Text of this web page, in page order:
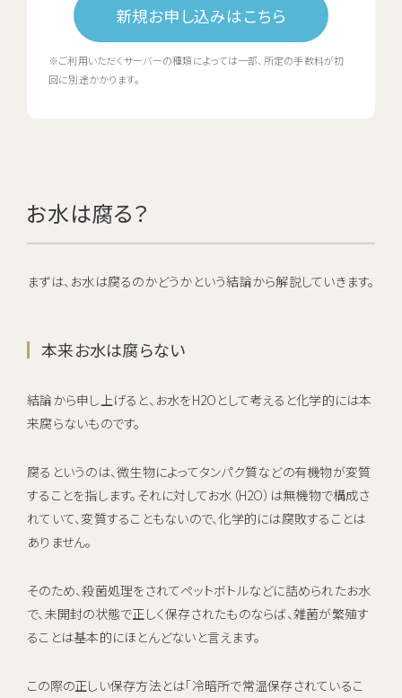
新規お申し込みはこちら
※ご利用いただくサーバーの種類によっては一部、所定の手数料が初
回に別途かかります。
お水は腐る？
まずは、お水は腐るのかどうかという結論から解説していきます。
本来お水は腐らない
結論から申し上げると、お水をH2Oとして考えると化学的には本
来腐らないものです。
腐るというのは、微生物によってタンパク質などの有機物が変質
することを指します。それに対してお水（H2O）は無機物で構成さ
れていて、変質することもないので、化学的には腐敗することは
ありません。
そのため、殺菌処理をされてペットボトルなどに詰められたお水
で、未開封の状態で正しく保存されたものならば、雑菌が繁殖す
ることは基本的にほとんどないと言えます。
この際の正しい保存方法とは「冷暗所で常温保存されているこ